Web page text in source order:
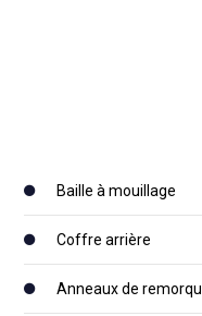
Baille à mouillage
Coffre arrière
Anneaux de